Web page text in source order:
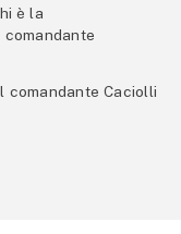
è la
comandante
comandante Caciolli